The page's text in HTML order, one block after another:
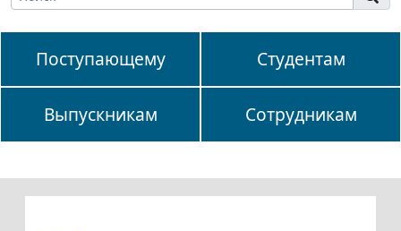
Поступающему Студентам
Выпускникам Сотрудникам